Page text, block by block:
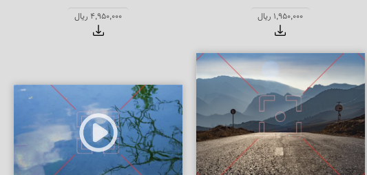
1,950,000 ریال 4,950,000 ریال